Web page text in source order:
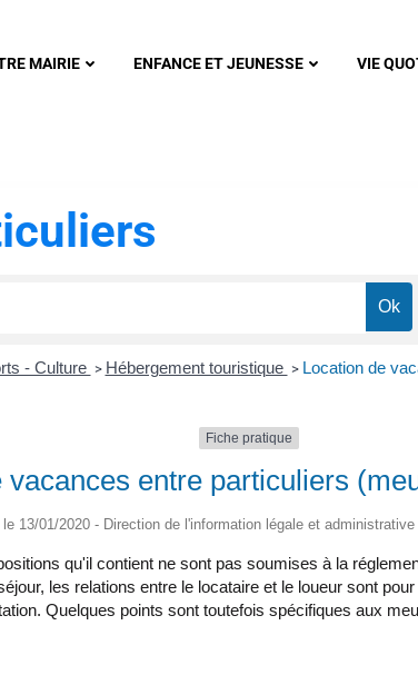
MAIRIE ENFANCE ET JEUNESSE VIE
- Culture > Hébergement touristique > Location de
Fiche pratique
vacances entre particuliers
13/01/2020 - Direction de l'information légale et
qu'il contient ne sont pas soumises à la
les relations entre le locataire et le loueur sont
Quelques points sont toutefois spécifiques aux